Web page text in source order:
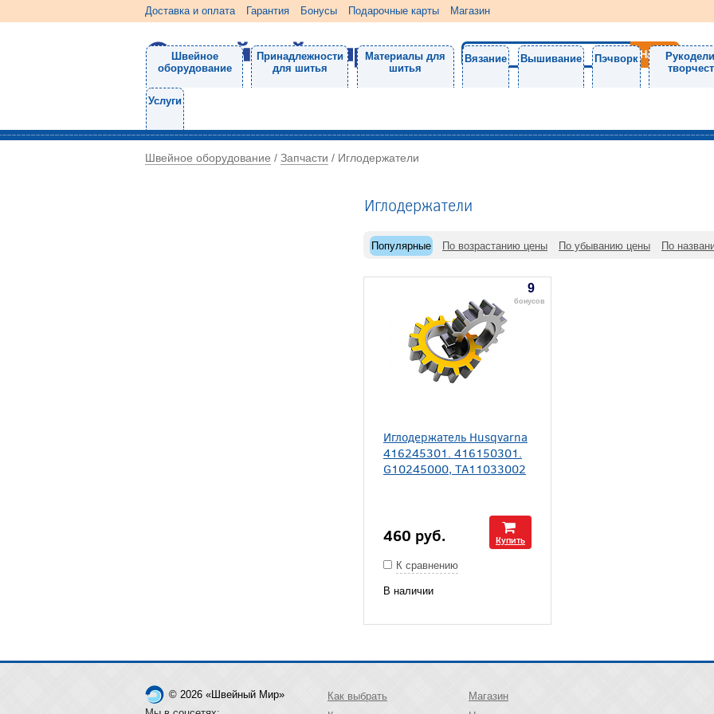
Доставка и оплата Гарантия Бонусы Подарочные карты Магазин
Швейное
оборудование
Принадлежности
для шитья
Материалы для
шитья
Вязание Вышивание Пэчворк
Услуги
Швейное оборудование / Запчасти / Иглодержатели
Иглодержатели
Популярные По возрастанию цены По убыванию цены По
9
бонусов
Иглодержатель Husqvarna
416245301. 416150301.
G10245000, TA11033002
460 руб. Купить
К сравнению
В наличии
© 2026 «Швейный Мир»
Как выбрать
Магазин